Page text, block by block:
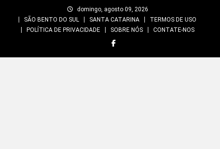
domingo, agosto 09, 2026
SÃO BENTO DO SUL
SANTA CATARINA
TERMOS DE USO
POLÍTICA DE PRIVACIDADE
SOBRE NÓS CONTATE-NOS